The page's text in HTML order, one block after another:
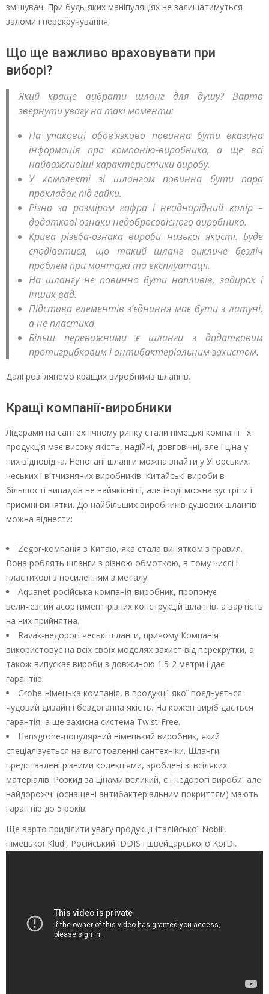
змішувач. При будь-яких маніпуляціях не залишатимуться
заломи і перекручування.
Що ще важливо враховувати при
виборі?
Який краще вибрати шланг для душу? Варто
звернути увагу на такі моменти:
На упаковці обов’язково повинна бути вказана
інформація про компанію-виробника, а ще всі
найважливіші характеристики виробу.
У комплекті зі шлангом повинна бути пара
прокладок під гайки.
Різна за розміром гофра і неоднорідний колір –
додаткові ознаки недобросовісного виробника.
Крива різьба-ознака вироби низької якості. Буде
сподіватися, що такий шланг викличе безліч
проблем при монтажі та експлуатації.
На шлангу не повинно бути напливів, задирок і
інших вад.
Підстава елементів з’єднання має бути з латуні,
а не пластика.
Більш переважними є шланги з додатковим
протигрибковим і антибактеріальним захистом.
Далі розглянемо кращих виробників шлангів.
Кращі компанії-виробники
Лідерами на сантехнічному ринку стали німецькі компанії. Їх
продукція має високу якість, надійні, довговічні, але і ціна у
них відповідна. Непогані шланги можна знайти у Угорських,
чеських і вітчизняних виробників. Китайські вироби в
більшості випадків не найякісніші, але іноді можна зустріти і
приємні винятки. До найбільших виробників душових шлангів
можна віднести:
Zegor-компанія з Китаю, яка стала винятком з правил.
Вона роблять шланги з різною обмоткою, в тому числі і
пластикові з посиленням з металу.
Aquanet-російська компанія-виробник, пропонує
величезний асортимент різних конструкцій шлангів, а вартість
на них прийнятна.
Ravak-недорогі чеські шланги, причому Компанія
використовує на всіх своїх моделях захист від перекрутки, а
також випускає вироби з довжиною 1.5-2 метри і дає
гарантію.
Grohe-німецька компанія, в продукції якої поєднується
чудовий дизайн і бездоганна якість. На кожен виріб дається
гарантія, а ще захисна система Twist-Free.
Hansgrohe-популярний німецький виробник, який
спеціалізується на виготовленні сантехніки. Шланги
представлені різними колекціями, зроблені зі всіляких
матеріалів. Розкид за цінами великий, є і недорогі вироби, але
найдорожчі (оснащені антибактеріальним покриттям) мають
гарантію до 5 років.
Ще варто приділити увагу продукції італійської Nobili,
німецької Kludi, Російський IDDIS і швейцарського KorDi.